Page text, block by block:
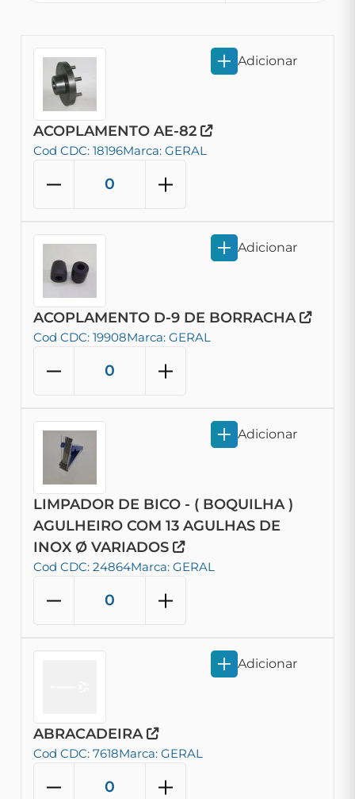
ACOPLAMENTO AE-82
Cod CDC: 18196Marca: GERAL
Adicionar
ACOPLAMENTO D-9 DE BORRACHA
Cod CDC: 19908Marca: GERAL
Adicionar
LIMPADOR DE BICO - ( BOQUILHA )
AGULHEIRO COM 13 AGULHAS DE
INOX Ø VARIADOS
Cod CDC: 24864Marca: GERAL
Adicionar
ABRACADEIRA
Cod CDC: 7618Marca: GERAL
Adicionar